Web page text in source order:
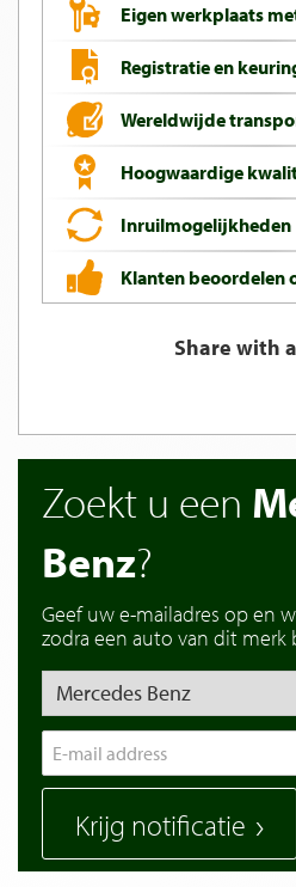
Eigen werkplaats
Registratie en
Wereldwijde
Hoogwaardige
Inruilmogelijkheden
Klanten beoordelen
Share with
Zoekt u een
Benz?
Geef uw e-mailadres op en
zodra een auto van dit
Krijg notificatie